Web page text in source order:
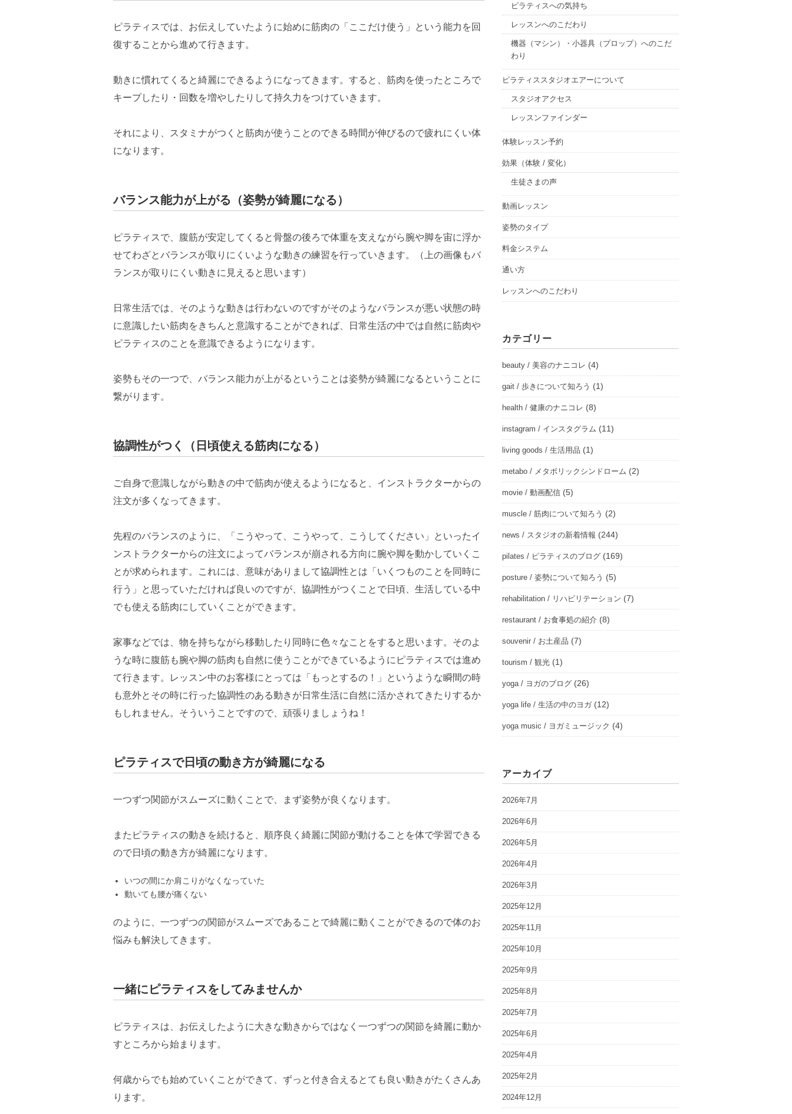
ピラティスでは、お伝えしていたように始めに筋肉の「ここだけ使う」という能力を回
復することから進めて行きます。
動きに慣れてくると綺麗にできるようになってきます。すると、筋肉を使ったところで
キープしたり・回数を増やしたりして持久力をつけていきます。
それにより、スタミナがつくと筋肉が使うことのできる時間が伸びるので疲れにくい体
になります。
バランス能力が上がる（姿勢が綺麗になる）
ピラティスで、腹筋が安定してくると骨盤の後ろで体重を支えながら腕や脚を宙に浮か
せてわざとバランスが取りにくいような動きの練習を行っていきます。（上の画像もバ
ランスが取りにくい動きに見えると思います）
日常生活では、そのような動きは行わないのですがそのようなバランスが悪い状態の時
に意識したい筋肉をきちんと意識することができれば、日常生活の中では自然に筋肉や
ピラティスのことを意識できるようになります。
姿勢もその一つで、バランス能力が上がるということは姿勢が綺麗になるということに
繋がります。
協調性がつく（日頃使える筋肉になる）
ご自身で意識しながら動きの中で筋肉が使えるようになると、インストラクターからの
注文が多くなってきます。
先程のバランスのように、「こうやって、こうやって、こうしてください」といったイ
ンストラクターからの注文によってバランスが崩される方向に腕や脚を動かしていくこ
とが求められます。これには、意味がありまして協調性とは「いくつものことを同時に
行う」と思っていただければ良いのですが、協調性がつくことで日頃、生活している中
でも使える筋肉にしていくことができます。
家事などでは、物を持ちながら移動したり同時に色々なことをすると思います。そのよ
うな時に腹筋も腕や脚の筋肉も自然に使うことができているようにピラティスでは進め
て行きます。レッスン中のお客様にとっては「もっとするの！」というような瞬間の時
も意外とその時に行った協調性のある動きが日常生活に自然に活かされてきたりするか
もしれません。そういうことですので、頑張りましょうね！
ピラティスで日頃の動き方が綺麗になる
一つずつ関節がスムーズに動くことで、まず姿勢が良くなります。
またピラティスの動きを続けると、順序良く綺麗に関節が動けることを体で学習できる
ので日頃の動き方が綺麗になります。
いつの間にか肩こりがなくなっていた
動いても腰が痛くない
のように、一つずつの関節がスムーズであることで綺麗に動くことができるので体のお
悩みも解決してきます。
一緒にピラティスをしてみませんか
ピラティスは、お伝えしたように大きな動きからではなく一つずつの関節を綺麗に動か
すところから始まります。
何歳からでも始めていくことができて、ずっと付き合えるとても良い動きがたくさんあ
ります。
ピラティスへの気持ち
レッスンへのこだわり
機器（マシン）・小器具（プロップ）へのこだ
わり
ピラティススタジオエアーについて
スタジオアクセス
レッスンファインダー
体験レッスン予約
効果（体験 / 変化）
生徒さまの声
動画レッスン
姿勢のタイプ
料金システム
通い方
レッスンへのこだわり
カテゴリー
beauty / 美容のナニコレ (4)
gait / 歩きについて知ろう (1)
health / 健康のナニコレ (8)
instagram / インスタグラム (11)
living goods / 生活用品 (1)
metabo / メタボリックシンドローム (2)
movie / 動画配信 (5)
muscle / 筋肉について知ろう (2)
news / スタジオの新着情報 (244)
pilates / ピラティスのブログ (169)
posture / 姿勢について知ろう (5)
rehabilitation / リハビリテーション (7)
restaurant / お食事処の紹介 (8)
souvenir / お土産品 (7)
tourism / 観光 (1)
yoga / ヨガのブログ (26)
yoga life / 生活の中のヨガ(12)
yoga music / ヨガミュージック (4)
アーカイブ
2026年7月
2026年6月
2026年5月
2026年4月
2026年3月
2025年12月
2025年11月
2025年10月
2025年9月
2025年8月
2025年7月
2025年6月
2025年4月
2025年2月
2024年12月